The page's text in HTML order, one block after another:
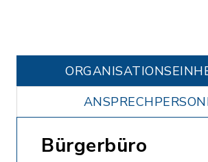
Bürgerbüro